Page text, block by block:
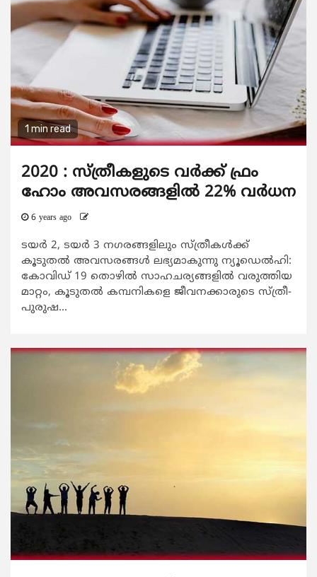
1 min read
2020 : സ്ത്രീകളുടെ വര്‍ക്ക് ഫ്രം
ഹോം അവസരങ്ങളില്‍ 22% വര്‍ധന
6 years ago
ടയര്‍ 2, ടയര്‍ 3 നഗരങ്ങളിലും സ്ത്രീകള്‍ക്ക്
കൂടുതല്‍ അവസരങ്ങള്‍ ലഭ്യമാകുന്നു ന്യൂഡെല്‍ഹി:
കോവിഡ് 19 തൊഴില്‍ സാഹചര്യങ്ങളില്‍ വരുത്തിയ
മാറ്റം, കൂടുതല്‍ കമ്പനികളെ ജീവനക്കാരുടെ സ്ത്രീ-
പുരുഷ...